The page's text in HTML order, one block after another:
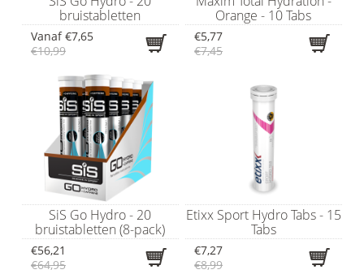
bruistabletten
Vanaf€7,65
€10,99
Orange - 10 Tabs
€5,77
€7,45
SiS Go Hydro - 20
bruistabletten (8-pack)
€56,21
€64,95
Etixx Sport Hydro Tabs - 15
Tabs
€7,27
€8,99